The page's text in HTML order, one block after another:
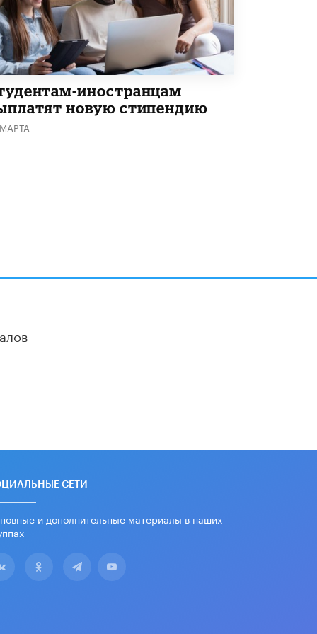
В Минобрнауки рассказали о новых
правилах приема в аспирантуру
1 ИЮНЯ /КАЧЕСТВО ОБРАЗОВАНИЯ
иностранцам
новую стипендию
СЕТИ
и дополнительные материалы в наших